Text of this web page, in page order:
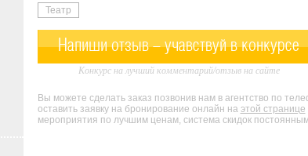
Театр
Напиши отзыв - учавствуй в конкурсе
Конкурс на лучший комментарий/отзыв на сайте
Вы можете сделать заказ позвонив нам в агентство по
оставить заявку на бронирование онлайн на этой странице
мероприятия по лучшим ценам, система скидок